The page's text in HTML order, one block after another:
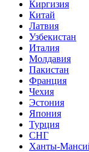
Киргизия
Китай
Латвия
Узбекистан
Италия
Молдавия
Пакистан
Франция
Чехия
Эстония
Япония
Турция
СНГ
Ханты-